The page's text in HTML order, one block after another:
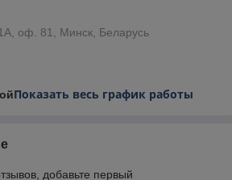
оф. 81, Минск, Беларусь
Показать весь график работы
добавьте первый